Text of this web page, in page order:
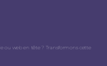
ou web en tête ? Transformons cette